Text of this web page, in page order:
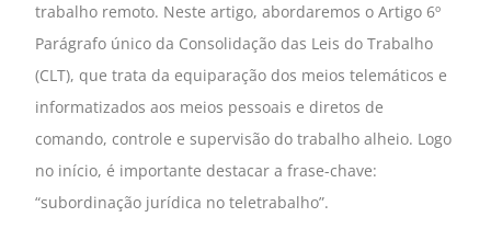
trabalho remoto. Neste artigo, abordaremos o Artigo 6º
Parágrafo único da Consolidação das Leis do Trabalho
(CLT), que trata da equiparação dos meios telemáticos e
informatizados aos meios pessoais e diretos de
comando, controle e supervisão do trabalho alheio. Logo
no início, é importante destacar a frase-chave:
“subordinação jurídica no teletrabalho”.